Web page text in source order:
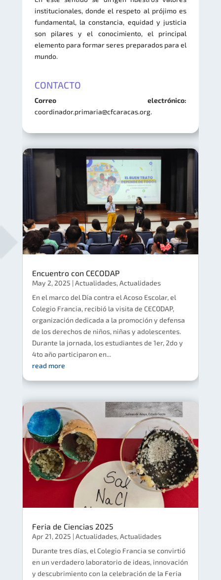
institucionales, donde el respeto al prójimo es
fundamental, la constancia, equidad y justicia
son pilares y el conocimiento, el principal
elemento para formar seres preparados para el
mundo.
CONTACTO
Correo electrónico:
coordinador.primaria@cfcaracas.org.
Encuentro con CECODAP
May 2, 2025 |Actualidades,Actualidades
En el marco del Día contra el Acoso Escolar, el
Colegio Francia, recibió la visita de CECODAP,
organización dedicada a la promoción y defensa
de los derechos de niños, niñas y adolescentes.
Durante la jornada, los estudiantes de 1er, 2do y
4to año participaron en...
read more
Feria de Ciencias 2025
Apr 21, 2025 |Actualidades,Actualidades
Durante tres días, el Colegio Francia se convirtió
en un verdadero laboratorio de ideas, innovación
y descubrimiento con la celebración de la Feria